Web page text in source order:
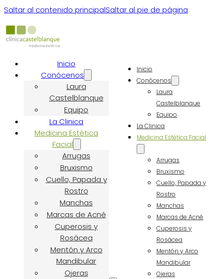
Saltar al contenido principalSaltar al pie de página
Inicio
Conócenos
Laura
Castelblanque
Equipo
La Clinica
Medicina Estética
Facial
Arrugas
Bruxismo
Cuello, Papada y
Rostro
Manchas
Marcas de Acné
Cuperosis y
Rosácea
Mentón y Arco
Mandibular
Ojeras
Inicio
Conócenos
Laura
Castelblanque
Equipo
La Clinica
Medicina Estética Facial
Arrugas
Bruxismo
Cuello, Papada y
Rostro
Manchas
Marcas de Acné
Cuperosis y
Rosácea
Mentón y Arco
Mandibular
Ojeras